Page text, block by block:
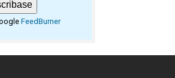
FeedBurner